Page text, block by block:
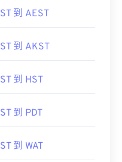
到 AEST
到 AKST
到 HST
到 PDT
到 WAT